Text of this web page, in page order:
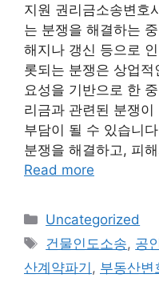
지원 권리금소송변호
는 분쟁을 해결하는
해지나 갱신 등으로
롯되는 분쟁은 상업
요성을 기반으로 한
리금과 관련된 분쟁
부담이 될 수 있습니
분쟁을 해결하고, 피
Read more
Categories
Uncategorized
Tags
건물인도소송, 공
산계약파기 , 부동산변